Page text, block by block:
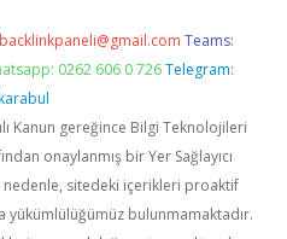
backlinkpaneli@gmail.com Teams:
0262 606 0 726 Telegram:
Kanun gereğince Bilgi Teknolojileri
onaylanmış bir Yer Sağlayıcı
sitedeki içerikleri proaktif
yükümlülüğümüz bulunmamaktadır.